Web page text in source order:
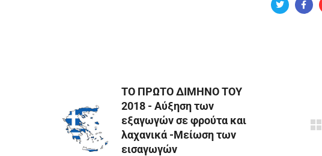
TΟ ΠΡΩΤΟ ΔΙΜΗΝΟ ΤΟΥ
2018 - Αύξηση των
εξαγωγών σε φρούτα και
λαχανικά -Μείωση των
εισαγωγών